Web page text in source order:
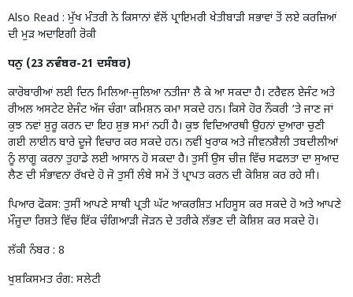
Also Read : ਮੁੱਖ ਮੰਤਰੀ ਨੇ ਕਿਸਾਨਾਂ ਵੱਲੋਂ ਪ੍ਰਾਇਮਰੀ ਖੇਤੀਬਾੜੀ ਸਭਾਵਾਂ ਤੋਂ ਲਏ ਕਰਜ਼ਿਆਂ
ਦੀ ਮੁੜ ਅਦਾਇਗੀ ਰੋਕੀ
ਧਨੁ (23 ਨਵੰਬਰ-21 ਦਸੰਬਰ)
ਕਾਰੋਬਾਰੀਆਂ ਲਈ ਦਿਨ ਮਿਲਿਆ-ਜੁਲਿਆ ਨਤੀਜਾ ਲੈ ਕੇ ਆ ਸਕਦਾ ਹੈ। ਟਰੈਵਲ ਏਜੰਟ ਅਤੇ
ਰੀਅਲ ਅਸਟੇਟ ਏਜੰਟ ਅੱਜ ਚੰਗਾ ਕਮਿਸ਼ਨ ਕਮਾ ਸਕਦੇ ਹਨ। ਕਿਸੇ ਹੋਰ ਨੌਕਰੀ ‘ਤੇ ਜਾਣ ਜਾਂ
ਕੁਝ ਨਵਾਂ ਸ਼ੁਰੂ ਕਰਨ ਦਾ ਇਹ ਸ਼ੁਭ ਸਮਾਂ ਨਹੀਂ ਹੈ। ਕੁਝ ਵਿਦਿਆਰਥੀ ਉਹਨਾਂ ਦੁਆਰਾ ਚੁਣੀ
ਗਈ ਲਾਈਨ ਬਾਰੇ ਦੂਜੇ ਵਿਚਾਰ ਕਰ ਸਕਦੇ ਹਨ। ਨਵੀਂ ਖੁਰਾਕ ਅਤੇ ਜੀਵਨਸ਼ੈਲੀ ਤਬਦੀਲੀਆਂ
ਨੂੰ ਲਾਗੂ ਕਰਨਾ ਤੁਹਾਡੇ ਲਈ ਆਸਾਨ ਹੋ ਸਕਦਾ ਹੈ। ਤੁਸੀਂ ਉਸ ਚੀਜ਼ ਵਿੱਚ ਸਫਲਤਾ ਦਾ ਸੁਆਦ
ਲੈਣ ਦੀ ਸੰਭਾਵਨਾ ਰੱਖਦੇ ਹੋ ਜੋ ਤੁਸੀਂ ਲੰਬੇ ਸਮੇਂ ਤੋਂ ਪ੍ਰਾਪਤ ਕਰਨ ਦੀ ਕੋਸ਼ਿਸ਼ ਕਰ ਰਹੇ ਸੀ।
ਪਿਆਰ ਫੋਕਸ: ਤੁਸੀਂ ਆਪਣੇ ਸਾਥੀ ਪ੍ਰਤੀ ਘੱਟ ਆਕਰਸ਼ਿਤ ਮਹਿਸੂਸ ਕਰ ਸਕਦੇ ਹੋ ਅਤੇ ਆਪਣੇ
ਮੌਜੂਦਾ ਰਿਸ਼ਤੇ ਵਿੱਚ ਇੱਕ ਚੰਗਿਆੜੀ ਜੋੜਨ ਦੇ ਤਰੀਕੇ ਲੱਭਣ ਦੀ ਕੋਸ਼ਿਸ਼ ਕਰ ਸਕਦੇ ਹੋ।
ਲੱਕੀ ਨੰਬਰ : 8
ਖੁਸ਼ਕਿਸਮਤ ਰੰਗ: ਸਲੇਟੀ